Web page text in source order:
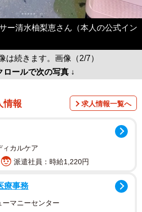
ー清水柚梨恵さん（本人の公式イン
は続きます。画像（2/7）
ロールで次の写真 ↓
情報 求人情報一覧へ
ィカルケア
派遣社員：時給1,220円
療事務
マニーセンター